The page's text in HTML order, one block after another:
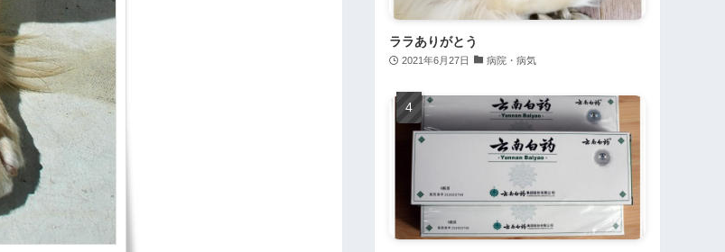
ララありがとう
2021年6月27日 病院・病気